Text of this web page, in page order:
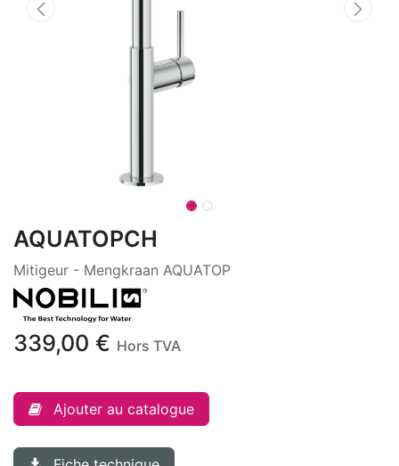
AQUATOPCH
Mitigeur - Mengkraan AQUATOP
339,00 € Hors TVA
Ajouter au catalogue